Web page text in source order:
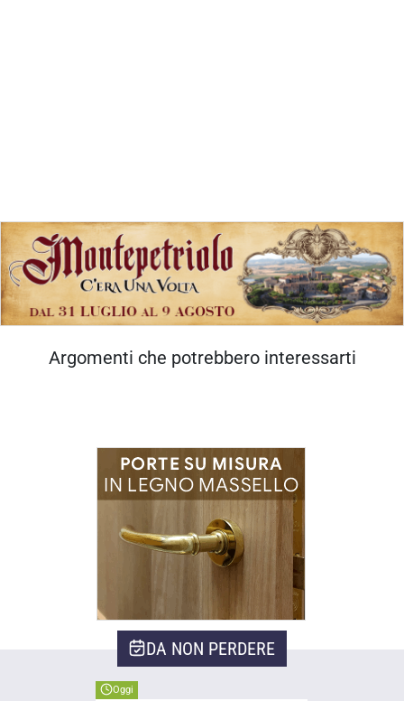
DA NON PERDERE
Oggi
Argomenti che potrebbero interessarti